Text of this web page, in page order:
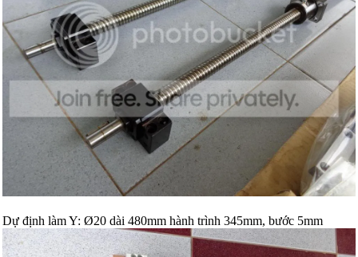
Dự định làm Y: Ø20 dài 480mm hành trình 345mm, bước 5mm